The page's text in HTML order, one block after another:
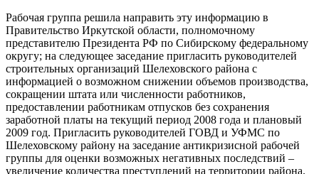
Рабочая группа решила направить эту информацию в
Правительство Иркутской области, полномочному
представителю Президента РФ по Сибирскому федеральному
округу; на следующее заседание пригласить руководителей
строительных организаций Шелеховского района с
информацией о возможном снижении объемов производства,
сокращении штата или численности работников,
предоставлении работникам отпусков без сохранения
заработной платы на текущий период 2008 года и плановый
2009 год. Пригласить руководителей ГОВД и УФМС по
Шелеховскому району на заседание антикризисной рабочей
группы для оценки возможных негативных последствий –
увеличение количества преступлений на территории района.